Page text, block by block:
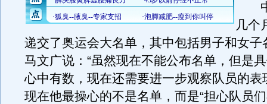
中
几个
递交了奥运会大名单，其中包括男子和女子
马文广说：“虽然现在不能公布名单，但是
心中有数，现在还需要进一步观察队员的表
现在他最操心的不是名单，而是“担心队员